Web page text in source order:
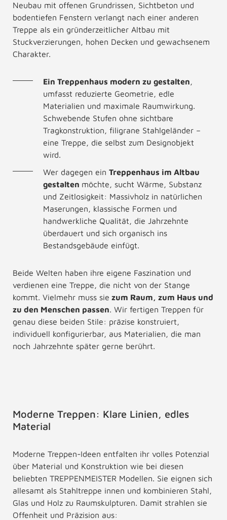
Neubau mit offenen Grundrissen, Sichtbeton und
bodentiefen Fenstern verlangt nach einer anderen
Treppe als ein gründerzeitlicher Altbau mit
Stuckverzierungen, hohen Decken und gewachsenem
Charakter.
Ein Treppenhaus modern zu gestalten,
umfasst reduzierte Geometrie, edle
Materialien und maximale Raumwirkung.
Schwebende Stufen ohne sichtbare
Tragkonstruktion, filigrane Stahlgeländer –
eine Treppe, die selbst zum Designobjekt
wird.
Wer dagegen ein Treppenhaus im Altbau
gestalten möchte, sucht Wärme, Substanz
und Zeitlosigkeit: Massivholz in natürlichen
Maserungen, klassische Formen und
handwerkliche Qualität, die Jahrzehnte
überdauert und sich organisch ins
Bestandsgebäude einfügt.
Beide Welten haben ihre eigene Faszination und
verdienen eine Treppe, die nicht von der Stange
kommt. Vielmehr muss sie zum Raum, zum Haus und
zu den Menschen passen. Wir fertigen Treppen für
genau diese beiden Stile: präzise konstruiert,
individuell konfigurierbar, aus Materialien, die man
noch Jahrzehnte später gerne berührt.
Moderne Treppen: Klare Linien, edles
Material
Moderne Treppen-Ideen entfalten ihr volles Potenzial
über Material und Konstruktion wie bei diesen
beliebten TREPPENMEISTER Modellen. Sie eignen sich
allesamt als Stahltreppe innen und kombinieren Stahl,
Glas und Holz zu Raumskulpturen. Damit strahlen sie
Offenheit und Präzision aus: